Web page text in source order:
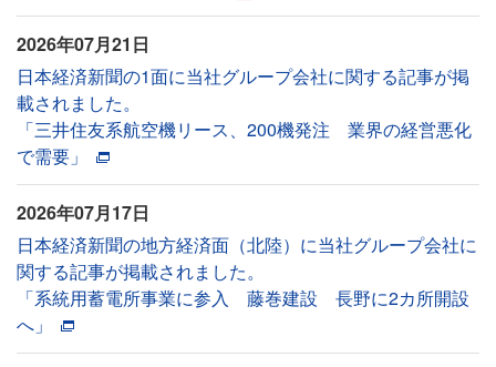
2026年07月21日
日本経済新聞の1面に当社グループ会社に関する記事が掲
載されました。
「三井住友系航空機リース、200機発注 業界の経営悪化
で需要」
2026年07月17日
日本経済新聞の地方経済面（北陸）に当社グループ会社に
関する記事が掲載されました。
「系統用蓄電所事業に参入 藤巻建設 長野に2カ所開設
へ」